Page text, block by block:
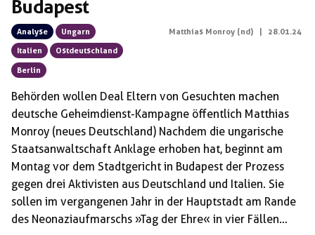
Budapest
Analyse
Ungarn
Italien
Ostdeutschland
Berlin
Matthias Monroy (nd) | 28.01.24
Behörden wollen Deal Eltern von Gesuchten machen
deutsche Geheimdienst-Kampagne öffentlich Matthias
Monroy (neues Deutschland) Nachdem die ungarische
Staatsanwaltschaft Anklage erhoben hat, beginnt am
Montag vor dem Stadtgericht in Budapest der Prozess
gegen drei Aktivisten aus Deutschland und Italien. Sie
sollen im vergangenen Jahr in der Hauptstadt am Rande
des Neonaziaufmarschs »Tag der Ehre« in vier Fällen